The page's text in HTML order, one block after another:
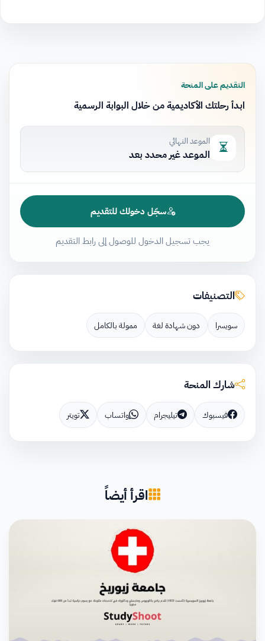
التقديم على المنحة
ابدأ رحلتك الأكاديمية من خلال البوابة الرسمية
الموعد النهائي
الموعد غير محدد بعد
سجّل دخولك للتقديم
يجب تسجيل الدخول للوصول إلى رابط التقديم
التصنيفات
سويسرا دون شهادة لغة ممولة بالكامل
شارك المنحة
فيسبوك تيليجرام واتساب تويتر
اقرأ أيضاً